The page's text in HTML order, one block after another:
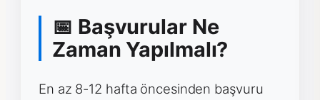
📅 Başvurular Ne
Zaman Yapılmalı?
En az 8-12 hafta öncesinden başvuru